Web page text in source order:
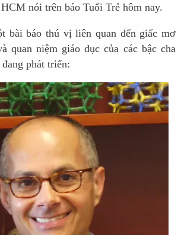
nói trên báo Tuổi Trẻ hôm nay.
bài báo thú vị liên quan đến giấc mơ
quan niệm giáo dục của các bậc cha
phát triển: